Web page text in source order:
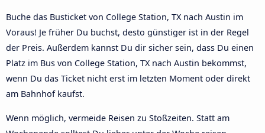
Buche das Busticket von College Station, TX nach Austin im
Voraus! Je früher Du buchst, desto günstiger ist in der Regel
der Preis. Außerdem kannst Du dir sicher sein, dass Du einen
Platz im Bus von College Station, TX nach Austin bekommst,
wenn Du das Ticket nicht erst im letzten Moment oder direkt
am Bahnhof kaufst.
Wenn möglich, vermeide Reisen zu Stoßzeiten. Statt am